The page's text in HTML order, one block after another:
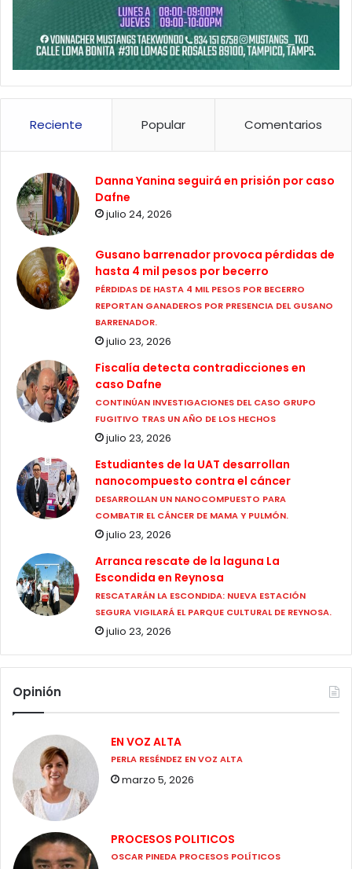
Reciente Popular Comentarios
Danna Yanina seguirá en prisión por caso
Dafne
julio 24, 2026
Gusano barrenador provoca pérdidas de
hasta 4 mil pesos por becerro
PÉRDIDAS DE HASTA 4 MIL PESOS POR BECERRO
REPORTAN GANADEROS POR PRESENCIA DEL GUSANO
BARRENADOR.
julio 23, 2026
Fiscalía detecta contradicciones en
caso Dafne
CONTINÚAN INVESTIGACIONES DEL CASO GRUPO
FUGITIVO TRAS UN AÑO DE LOS HECHOS
julio 23, 2026
Estudiantes de la UAT desarrollan
nanocompuesto contra el cáncer
DESARROLLAN UN NANOCOMPUESTO PARA
COMBATIR EL CÁNCER DE MAMA Y PULMÓN.
julio 23, 2026
Arranca rescate de la laguna La
Escondida en Reynosa
RESCATARÁN LA ESCONDIDA: NUEVA ESTACIÓN
SEGURA VIGILARÁ EL PARQUE CULTURAL DE REYNOSA.
julio 23, 2026
Opinión
EN VOZ ALTA
PERLA RESÉNDEZ EN VOZ ALTA
marzo 5, 2026
PROCESOS POLITICOS
OSCAR PINEDA PROCESOS POLÍTICOS